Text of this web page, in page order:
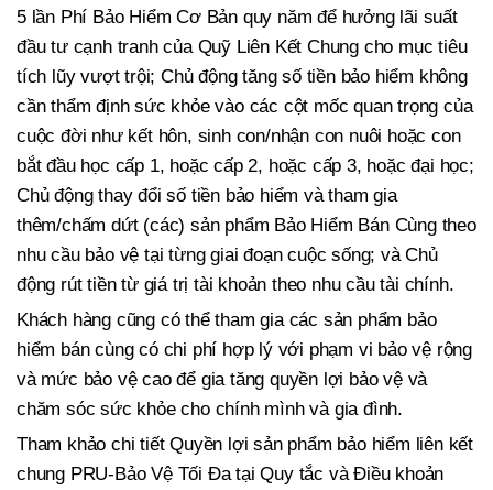
5 lần Phí Bảo Hiểm Cơ Bản quy năm để hưởng lãi suất
đầu tư cạnh tranh của Quỹ Liên Kết Chung cho mục tiêu
tích lũy vượt trội; Chủ động tăng số tiền bảo hiểm không
cần thẩm định sức khỏe vào các cột mốc quan trọng của
cuộc đời như kết hôn, sinh con/nhận con nuôi hoặc con
bắt đầu học cấp 1, hoặc cấp 2, hoặc cấp 3, hoặc đại học;
Chủ động thay đổi số tiền bảo hiểm và tham gia
thêm/chấm dứt (các) sản phẩm Bảo Hiểm Bán Cùng theo
nhu cầu bảo vệ tại từng giai đoạn cuộc sống; và Chủ
động rút tiền từ giá trị tài khoản theo nhu cầu tài chính.
Khách hàng cũng có thể tham gia các sản phẩm bảo
hiểm bán cùng có chi phí hợp lý với phạm vi bảo vệ rộng
và mức bảo vệ cao để gia tăng quyền lợi bảo vệ và
chăm sóc sức khỏe cho chính mình và gia đình.
Tham khảo chi tiết Quyền lợi sản phẩm bảo hiểm liên kết
chung PRU-Bảo Vệ Tối Đa tại Quy tắc và Điều khoản